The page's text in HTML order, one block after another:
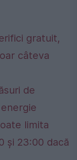
gratuit,
câteva
de
limita
și 23:00 dacă